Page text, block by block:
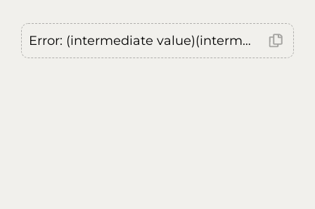
Error: (intermediate value)(intermediate value)(intermediate value).replaceAll is not a function